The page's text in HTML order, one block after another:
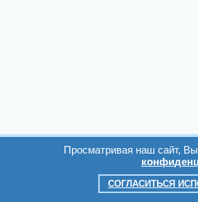
Просматривая наш сайт,
СОГЛАСИТЬСЯ